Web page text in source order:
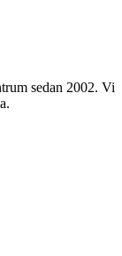
sedan 2002. Vi